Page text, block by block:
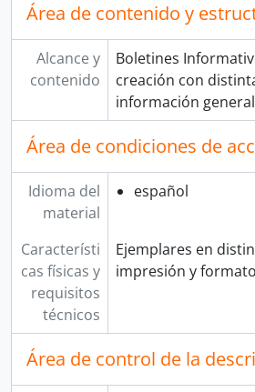
Área de contenido y
Alcance y
contenido
Boletines
creación con
información
Área de condiciones de
Idioma del
material
español
Característi
cas físicas y
requisitos
técnicos
Ejemplares en
impresión y
Área de control de la